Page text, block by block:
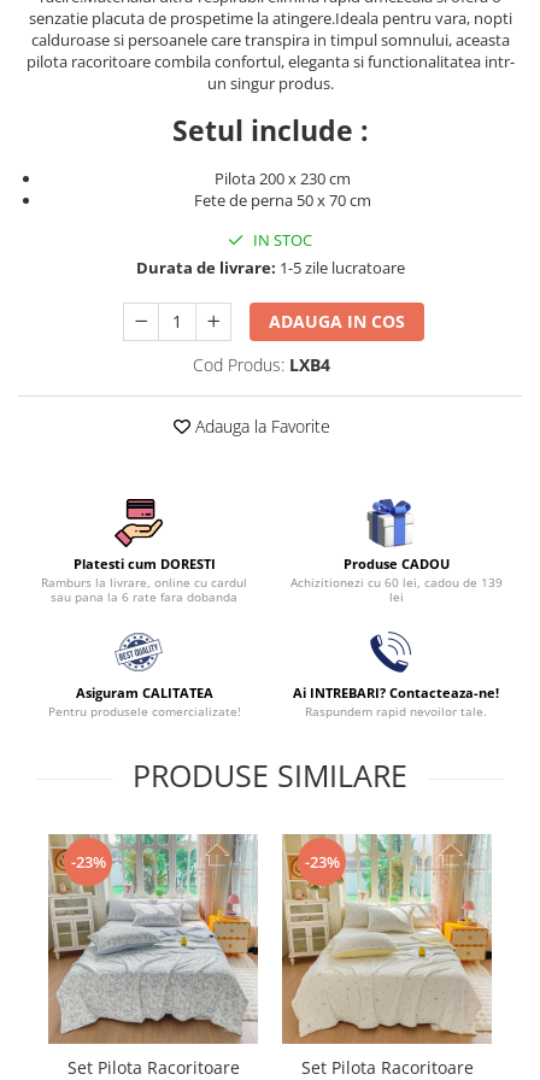
Persoane
Set Lenjerie Pat Blanita Iepure, 6
Piese, Cu Pilota Inclusa
Lenjerii De Pat Premium Collection
Set Lenjerie De Pat, 7 Piese, Cu
Set Lenjerie De Pat Jacquard Regal,
11 Piese, Cuvertura Inclusa
Lenjerii Damasc Egiptean King Size
senzatie placuta de prospetime la atingere.Ideala pentru vara, nopti
calduroase si persoanele care transpira in timpul somnului, aceasta
pilota racoritoare combila confortul, eleganta si functionalitatea intr-
un singur produs.
Setul include :
Pilota 200 x 230 cm
Fete de perna 50 x 70 cm
IN STOC
Durata de livrare: 1-5 zile lucratoare
ADAUGA IN COS
Cod Produs: LXB4
Adauga la Favorite
Platesti cum DORESTI
Ramburs la livrare, online cu cardul
sau pana la 6 rate fara dobanda
Produse CADOU
Achizitionezi cu 60 lei, cadou de 139
lei
Asiguram CALITATEA
Pentru produsele comercializate!
Ai INTREBARI? Contacteaza-ne!
Raspundem rapid nevoilor tale.
PRODUSE SIMILARE
-23%
Set Pilota Racoritoare
-23%
Set Pilota Racoritoare